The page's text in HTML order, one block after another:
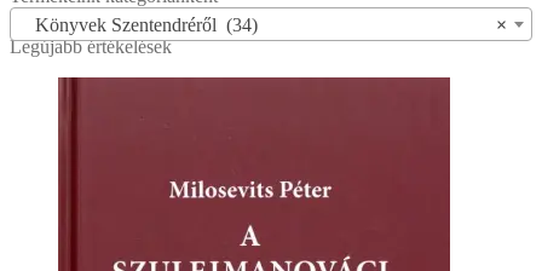
×
Könyvek Szentendréről (34)
Legújabb értékelések